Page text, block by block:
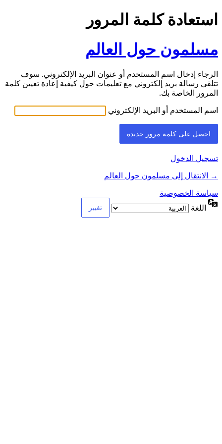
استعادة كلمة المرور
مسلمون حول العالم
الرجاء إدخال اسم المستخدم أو عنوان البريد الإلكتروني. سوف
تتلقى رسالة بريد إلكتروني مع تعليمات حول كيفية إعادة تعيين كلمة
المرور الخاصة بك.
اسم المستخدم أو البريد الإلكتروني
تسجيل الدخول
→ الانتقال إلى مسلمون حول العالم
سياسة الخصوصية
اللغة